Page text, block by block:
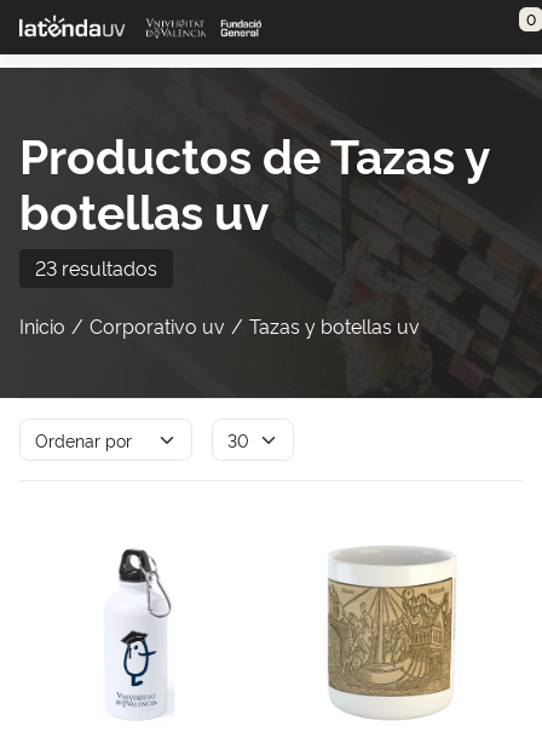
Saltar al contenido principal 0
Productos de Tazas y
botellas uv
23 resultados
Inicio Corporativo uv Tazas y botellas uv